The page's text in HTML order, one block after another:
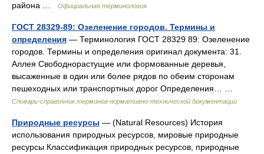
района …
Официальная терминология
ГОСТ 28329-89: Озеленение городов. Термины и
определения — Терминология ГОСТ 28329 89: Озеленение
городов. Термины и определения оригинал документа: 31.
Аллея Свободнорастущие или формованные деревья,
высаженные в один или более рядов по обеим сторонам
пешеходных или транспортных дорог Определения… …
Словарь-справочник терминов нормативно-технической документации
Природные ресурсы — (Natural Resources) История
использования природных ресурсов, мировые природные
ресурсы Классификация природных ресурсов, природные